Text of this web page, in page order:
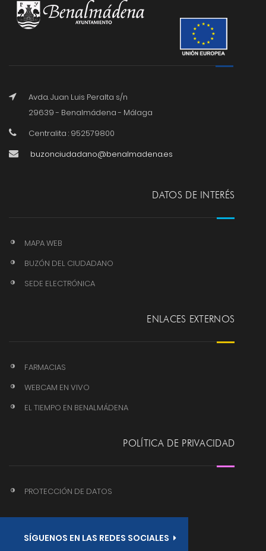
Avda. Juan Luis Peralta s/n
29639 - Benalmádena - Málaga
Centralita : 952579800
buzonciudadano@benalmadena.es
DATOS DE INTERÉS
MAPA WEB
BUZÓN DEL CIUDADANO
SEDE ELECTRÓNICA
ENLACES EXTERNOS
FARMACIAS
WEBCAM EN VIVO
EL TIEMPO EN BENALMÁDENA
POLÍTICA DE PRIVACIDAD
PROTECCIÓN DE DATOS
SÍGUENOS EN LAS REDES SOCIALES